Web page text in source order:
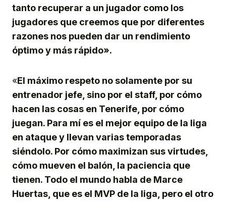
tanto recuperar a un jugador como los
jugadores que creemos que por diferentes
razones nos pueden dar un rendimiento
óptimo y más rápido».
«El máximo respeto no solamente por su
entrenador jefe, sino por el staff, por cómo
hacen las cosas en Tenerife, por cómo
juegan. Para mí es el mejor equipo de la liga
en ataque y llevan varias temporadas
siéndolo. Por cómo maximizan sus virtudes,
cómo mueven el balón, la paciencia que
tienen. Todo el mundo habla de Marce
Huertas, que es el MVP de la liga, pero el otro